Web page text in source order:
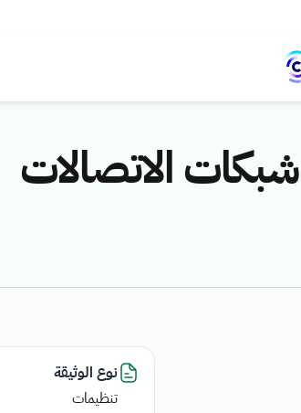
الاتصالات
نوع الوثيقة
تنظيمات